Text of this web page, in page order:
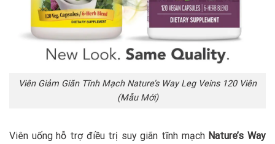
Viên Giảm Giãn Tĩnh Mạch Nature’s Way Leg Veins 120 Viên
(Mẫu Mới)
Viên uống hỗ trợ điều trị suy giãn tĩnh mạch Nature’s Way